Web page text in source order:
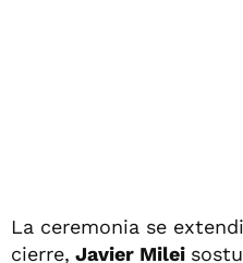
La ceremonia se
cierre, Javier Milei